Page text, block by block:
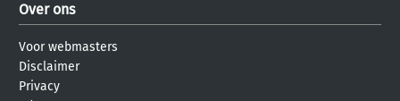
Over ons
Voor webmasters
Disclaimer
Privacy